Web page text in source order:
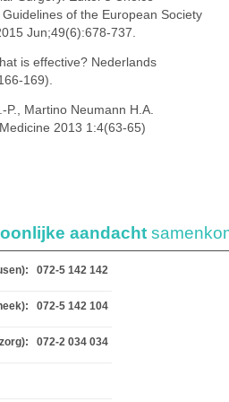
of the European Society
Jun;49(6):678-737.
is effective? Nederlands
169).
Martino Neumann H.A.
2013 1:4(63-65)
aandacht
072-5 142 142
072-5 142 104
072-2 034 034